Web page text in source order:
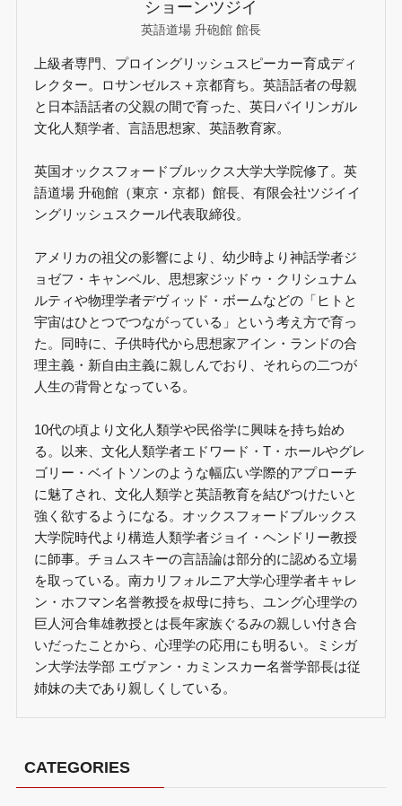
ショーンツジイ
英語道場 升砲館 館長
上級者専門、プロイングリッシュスピーカー育成ディ
レクター。ロサンゼルス＋京都育ち。英語話者の母親
と日本語話者の父親の間で育った、英日バイリンガル
文化人類学者、言語思想家、英語教育家。
英国オックスフォードブルックス大学大学院修了。英
語道場 升砲館（東京・京都）館長、有限会社ツジイイ
ングリッシュスクール代表取締役。
アメリカの祖父の影響により、幼少時より神話学者ジ
ョゼフ・キャンベル、思想家ジッドゥ・クリシュナム
ルティや物理学者デヴィッド・ボームなどの「ヒトと
宇宙はひとつでつながっている」という考え方で育っ
た。同時に、子供時代から思想家アイン・ランドの合
理主義・新自由主義に親しんでおり、それらの二つが
人生の背骨となっている。
10代の頃より文化人類学や民俗学に興味を持ち始め
る。以来、文化人類学者エドワード・T・ホールやグレ
ゴリー・ベイトソンのような幅広い学際的アプローチ
に魅了され、文化人類学と英語教育を結びつけたいと
強く欲するようになる。オックスフォードブルックス
大学院時代より構造人類学者ジョイ・ヘンドリー教授
に師事。チョムスキーの言語論は部分的に認める立場
を取っている。南カリフォルニア大学心理学者キャレ
ン・ホフマン名誉教授を叔母に持ち、ユング心理学の
巨人河合隼雄教授とは長年家族ぐるみの親しい付き合
いだったことから、心理学の応用にも明るい。ミシガ
ン大学法学部 エヴァン・カミンスカー名誉学部長は従
姉妹の夫であり親しくしている。
CATEGORIES